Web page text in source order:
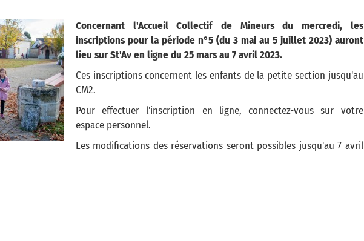
Concernant l'Accueil Collectif de Mineurs du mercredi, les
inscriptions pour la période n°5 (du 3 mai au 5 juillet 2023) auront
lieu sur St'Av en ligne du 25 mars au 7 avril 2023.
Ces inscriptions concernent les enfants de la petite section jusqu'au
CM2.
Pour effectuer l'inscription en ligne, connectez-vous sur votre
espace personnel.
Les modifications des réservations seront possibles jusqu'au 7 avril